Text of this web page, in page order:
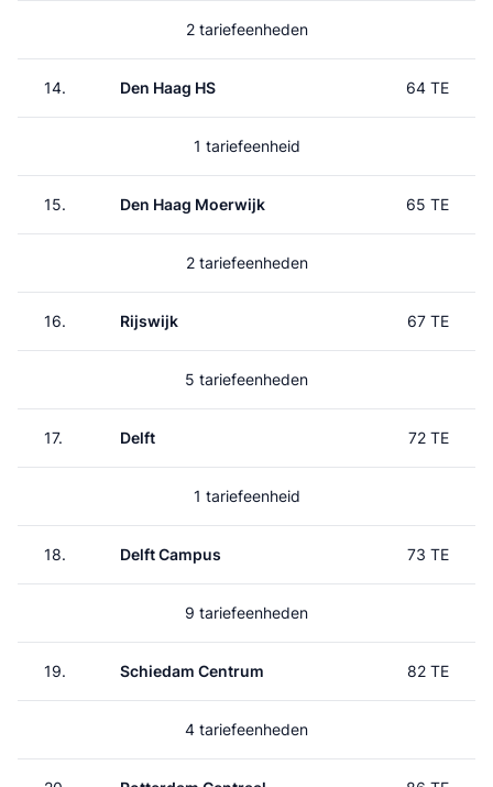
2 tariefeenheden
14. Den Haag HS 64 TE
1 tariefeenheid
15. Den Haag Moerwijk 65 TE
2 tariefeenheden
16. Rijswijk 67 TE
5 tariefeenheden
17. Delft 72 TE
1 tariefeenheid
18. Delft Campus 73 TE
9 tariefeenheden
19. Schiedam Centrum 82 TE
4 tariefeenheden